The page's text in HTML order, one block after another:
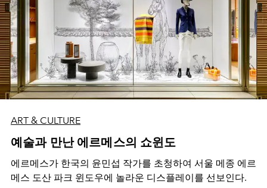
ART & CULTURE
예술과 만난 에르메스의 쇼윈도
에르메스가 한국의 윤민섭 작가를 초청하여 서울 메종 에르
메스 도산 파크 윈도우에 놀라운 디스플레이를 선보인다.